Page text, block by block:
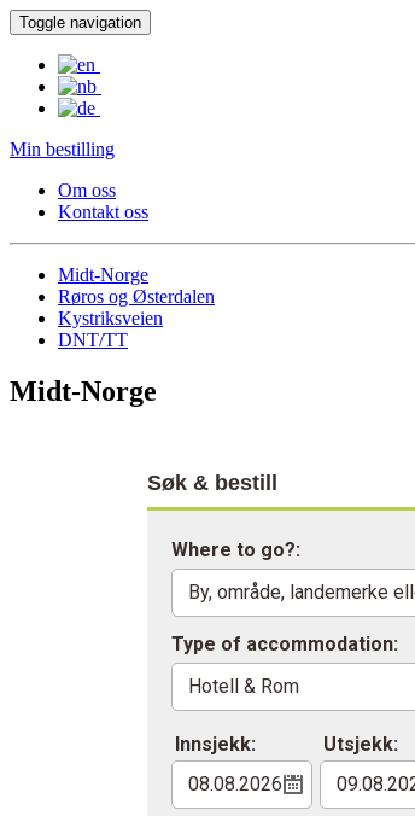
Toggle navigation
Min bestilling
Om oss
Kontakt oss
Midt-Norge
Røros og Østerdalen
Kystriksveien
DNT/TT
Midt-Norge
Søk & bestill
Where to go?:
Type of accommodation:
Innsjekk: Utsjekk: